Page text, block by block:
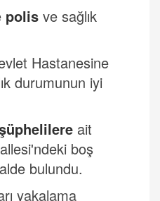
polis ve sağlık
Hastanesine
durumunun iyi
ait
boş
bulundu.
yakalama